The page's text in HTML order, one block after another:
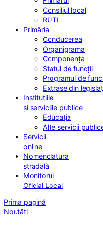
Consiliul local
RUTI
Primăria
Conducerea
Organigrama
Componența
Statul de funcții
Programul de
Extrase din
Instituțiile
și serviciile publice
Educația
Alte servicii
Servicii
online
Nomenclatura
stradală
Monitorul
Oficial Local
Prima pagină
Noutăți